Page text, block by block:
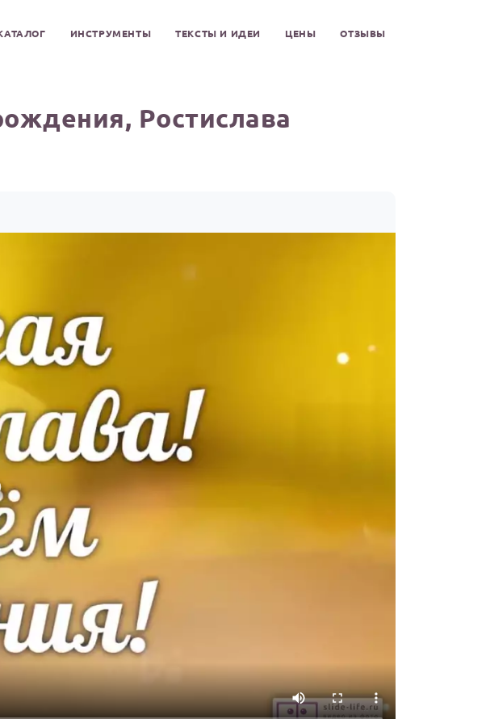
ИНСТРУМЕНТЫ ТЕКСТЫ И ИДЕИ ЦЕНЫ ОТЗЫВЫ
Ростислава